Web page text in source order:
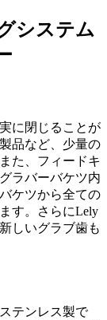
システム
に閉じることが
品など、少量の
た、フィードキ
ラバーバケツ内
ケツから全ての
す。さらにLely
しいグラブ歯も
テンレス製で